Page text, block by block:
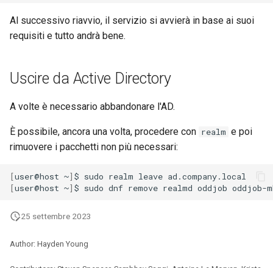
Al successivo riavvio, il servizio si avvierà in base ai suoi
requisiti e tutto andrà bene.
Uscire da Active Directory
A volte è necessario abbandonare l'AD.
È possibile, ancora una volta, procedere con realm e poi
rimuovere i pacchetti non più necessari:
[user@host ~] $ sudo realm leave
[user@host ~] $ sudo dnf remove realmd oddjob oddjob-
25 settembre 2023
Author: Hayden Young